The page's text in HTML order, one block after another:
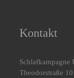
Kontakt
Schlafkampagne
Theodorstraße